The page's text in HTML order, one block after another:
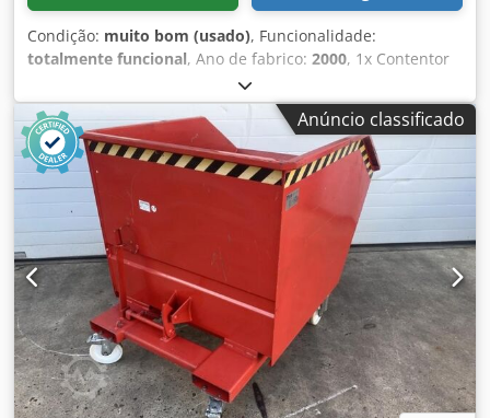
Condição: muito bom (usado), Funcionalidade:
totalmente funcional, Ano de fabrico: 2000, 1x Contentor
de Fundo Basculante Thyssen, esvaziamento pelo fundo,
caixa contentor basculante 20 unidades disponíveis!
Dimensões exteriores: 135x115x87 cm Dimensões
interiores: 120x100x70 cm (0,85 m³) Galvanizado a fogo
Empilhável Cedpfx Aaezckfhjgsrf Em muito bom estado,
ver fotos Recolha apenas mediante marcação prévia em
75053 Gondelsheim Empilhador disponível para
carregamento Envio possível por transportadora, por favor
informe o código postal
Anúncio classificado